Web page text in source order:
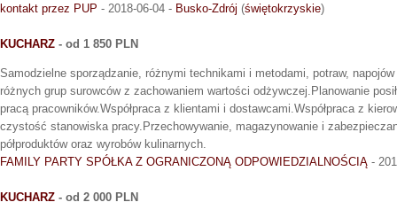
kontakt przez PUP - 2018-06-04 - Busko-Zdrój (świętokrzyskie)
KUCHARZ - od 1 850 PLN
Samodzielne sporządzanie, różnymi technikami i metodami, potraw,
różnych grup surowców z zachowaniem wartości odżywczej.Planowanie
pracą pracowników.Współpraca z klientami i dostawcami.Współpraca z
czystość stanowiska pracy.Przechowywanie, magazynowanie i
półproduktów oraz wyrobów kulinarnych.
FAMILY PARTY SPÓŁKA Z OGRANICZONĄ ODPOWIEDZIALNOŚCIĄ -
KUCHARZ - od 2 000 PLN